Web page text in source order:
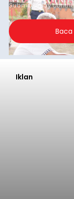
Submitted by
Iklan